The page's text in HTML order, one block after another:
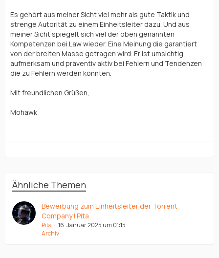
Es gehört aus meiner Sicht viel mehr als gute Taktik und
strenge Autorität zu einem Einheitsleiter dazu. Und aus
meiner Sicht spiegelt sich viel der oben genannten
Kompetenzen bei Law wieder. Eine Meinung die garantiert
von der breiten Masse getragen wird. Er ist umsichtig,
aufmerksam und präventiv aktiv bei Fehlern und Tendenzen
die zu Fehlern werden könnten.
Mit freundlichen Grüßen,
Mohawk
Ähnliche Themen
Bewerbung zum Einheitsleiter der Torrent
Company | Pita
Pita
16. Januar 2025 um 01:15
Archiv